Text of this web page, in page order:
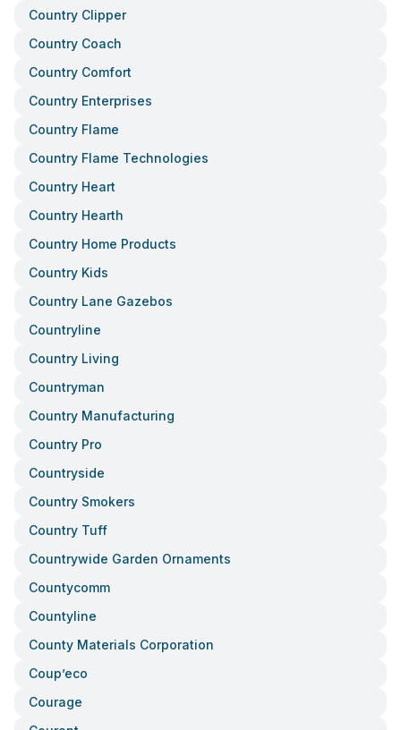
Country Clipper
Country Coach
Country Comfort
Country Enterprises
Country Flame
Country Flame Technologies
Country Heart
Country Hearth
Country Home Products
Country Kids
Country Lane Gazebos
Countryline
Country Living
Countryman
Country Manufacturing
Country Pro
Countryside
Country Smokers
Country Tuff
Countrywide Garden Ornaments
Countycomm
Countyline
County Materials Corporation
Coup’eco
Courage